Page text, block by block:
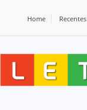
Home Recentes